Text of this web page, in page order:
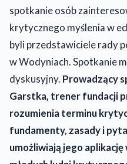
spotkanie osób
krytycznego myślenia w
byli przedstawiciele rady
w Wodyniach. Spotkanie
dyskusyjny. Prowadzący
Garstka, trener fundacji
rozumienia terminu
fundamenty, zasady i
umożliwiają jego aplikację